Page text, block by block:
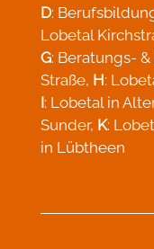
D:
Lobetal
G: Beratungs-
Straße, H:
I: Lobetal in
Sunder, K:
in Lübtheen